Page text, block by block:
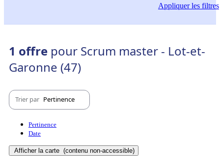
Appliquerles filtres
1 offre pour Scrum master - Lot-et-
Garonne (47)
Trier par Pertinence
Pertinence
Date
Afficher la carte (contenu non-accessible)